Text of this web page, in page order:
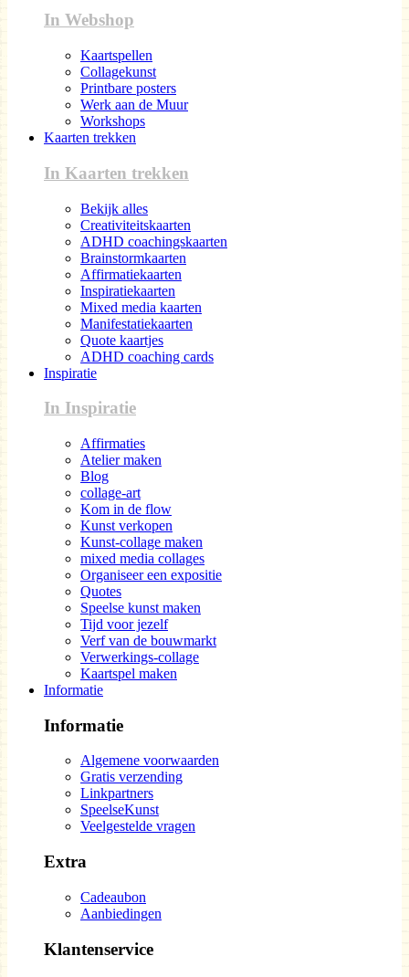
In Webshop
Kaartspellen
Collagekunst
Printbare posters
Werk aan de Muur
Workshops
Kaarten trekken
In Kaarten trekken
Bekijk alles
Creativiteitskaarten
ADHD coachingskaarten
Brainstormkaarten
Affirmatiekaarten
Inspiratiekaarten
Mixed media kaarten
Manifestatiekaarten
Quote kaartjes
ADHD coaching cards
Inspiratie
In Inspiratie
Affirmaties
Atelier maken
Blog
collage-art
Kom in de flow
Kunst verkopen
Kunst-collage maken
mixed media collages
Organiseer een expositie
Quotes
Speelse kunst maken
Tijd voor jezelf
Verf van de bouwmarkt
Verwerkings-collage
Kaartspel maken
Informatie
Informatie
Algemene voorwaarden
Gratis verzending
Linkpartners
SpeelseKunst
Veelgestelde vragen
Extra
Cadeaubon
Aanbiedingen
Klantenservice